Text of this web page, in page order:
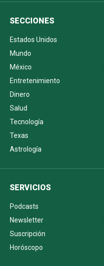
SECCIONES
Estados Unidos
Mundo
México
Entretenimiento
Dinero
Salud
Tecnología
Texas
Astrología
SERVICIOS
Podcasts
Newsletter
Suscripción
Horóscopo